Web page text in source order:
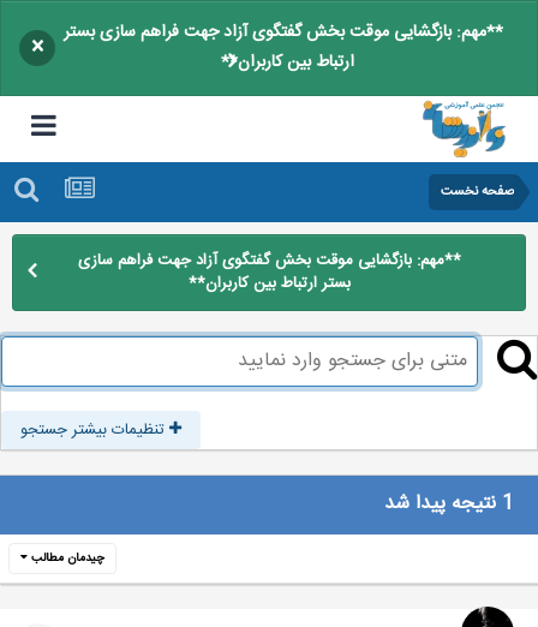
**مهم: بازگشایی موقت بخش گفتگوی آزاد جهت فراهم سازی بستر
ارتباط بین کاربران**
×
صفحه نخست
**مهم: بازگشایی موقت بخش گفتگوی آزاد جهت فراهم سازی
بستر ارتباط بین کاربران**
تنظیمات بیشتر جستجو
چیدمان مطالب